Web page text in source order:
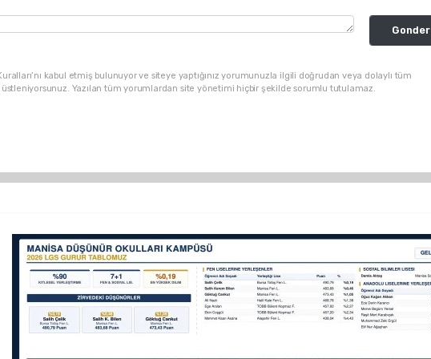
Gonder
kabul etmiş bulunuyor ve siteye yaptığınız yorumunuzla ilgili doğrudan veya dolaylı tüm
üstleniyorsunuz. Yazılan tüm yorumlardan site yönetimi hiçbir şekilde sorumlu tutulamaz.